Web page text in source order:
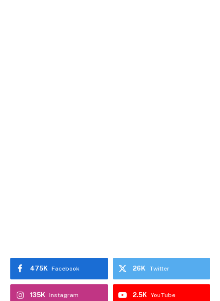
Facebook
475K Twitter
26K
Instagram
135K YouTube
2.5K